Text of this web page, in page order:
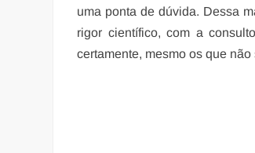
uma ponta de dúvida. Dessa
rigor científico, com a
certamente, mesmo os que